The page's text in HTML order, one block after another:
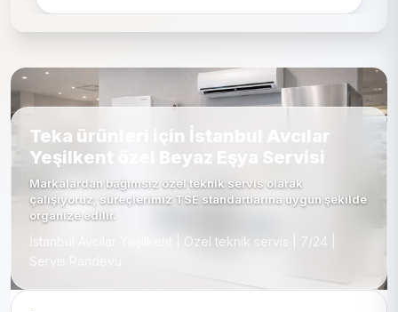
Teka ürünleri için İstanbul Avcılar
Yeşilkent özel Beyaz Eşya Servisi
Markalardan bağımsız özel teknik servis olarak
çalışıyoruz; süreçlerimiz TSE standartlarına uygun şekilde
organize edilir.
İstanbul Avcılar Yeşilkent | Özel teknik servis | 7/24 |